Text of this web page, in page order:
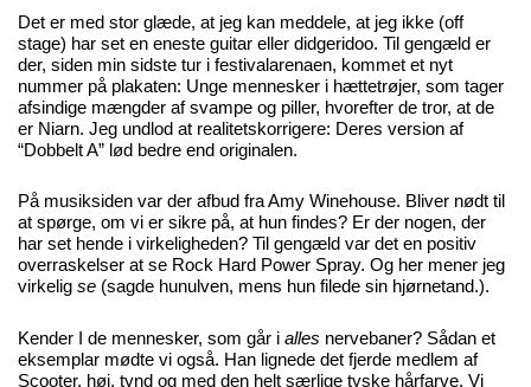
Det er med stor glæde, at jeg kan meddele, at jeg ikke (off
stage) har set en eneste guitar eller didgeridoo. Til gengæld er
der, siden min sidste tur i festivalarenaen, kommet et nyt
nummer på plakaten: Unge mennesker i hættetrøjer, som tager
afsindige mængder af svampe og piller, hvorefter de tror, at de
er Niarn. Jeg undlod at realitetskorrigere: Deres version af
“Dobbelt A” lød bedre end originalen.
På musiksiden var der afbud fra Amy Winehouse. Bliver nødt til
at spørge, om vi er sikre på, at hun findes? Er der nogen, der
har set hende i virkeligheden? Til gengæld var det en positiv
overraskelser at se Rock Hard Power Spray. Og her mener jeg
virkelig se(sagde hunulven, mens hun filede sin hjørnetand.).
Kender I de mennesker, som går i alles nervebaner? Sådan et
eksemplar mødte vi også. Han lignede det fjerde medlem af
Scooter, høj, tynd og med den helt særlige tyske hårfarve. Vi